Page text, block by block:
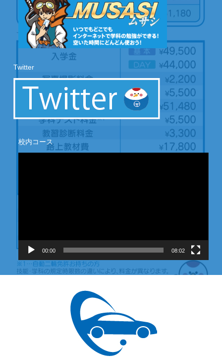
Twitter
校内コース
動
00:00 08:02